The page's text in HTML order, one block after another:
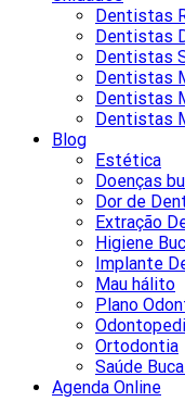
Dentistas
Dentistas
Dentistas
Dentistas
Dentistas
Dentistas
Blog
Estética
Doenças
Dor de
Extração
Higiene
Implante
Mau hálito
Plano
Ortodontia
Saúde
Agenda Online